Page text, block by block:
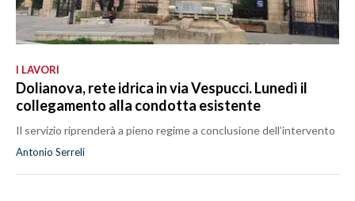
I LAVORI
Dolianova, rete idrica in via Vespucci. Lunedì il
collegamento alla condotta esistente
Il servizio riprenderà a pieno regime a conclusione dell’intervento
Antonio Serreli